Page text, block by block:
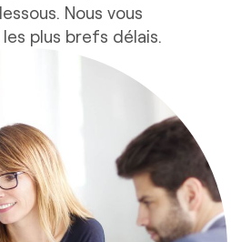
Nous vous
plus brefs délais.